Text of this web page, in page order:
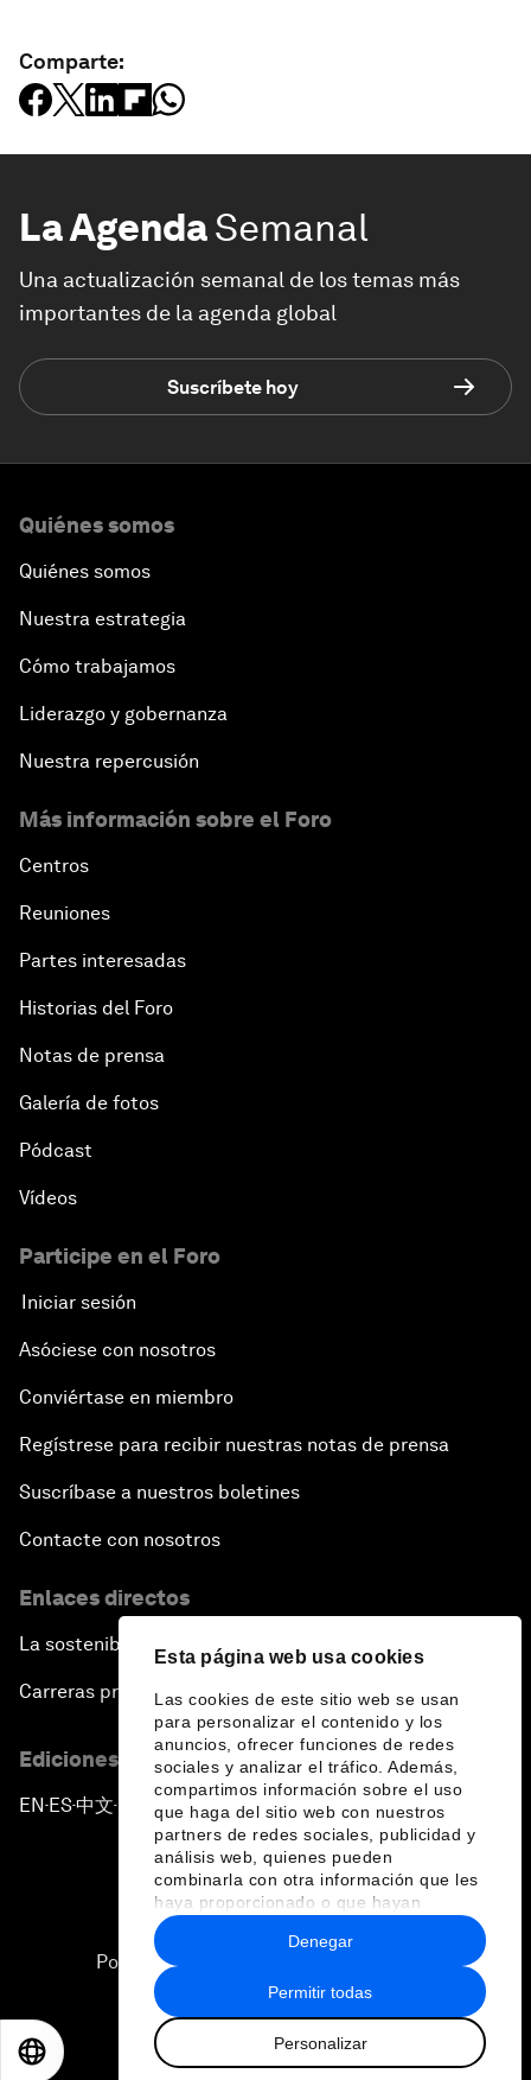
Esta página web usa cookies
Las cookies de este sitio web se usan
para personalizar el contenido y los
anuncios, ofrecer funciones de redes
sociales y analizar el tráfico. Además,
compartimos información sobre el uso
que haga del sitio web con nuestros
partners de redes sociales, publicidad y
análisis web, quienes pueden
combinarla con otra información que les
haya proporcionado o que hayan
recopilado a partir del uso que haya
hecho de sus servicios.
Permitir todas
Personalizar
Denegar
Comparte:
La AgendaSemanal
Una actualización semanal de los temas más
importantes de la agenda global
Suscríbete hoy
Quiénes somos
Quiénes somos
Nuestra estrategia
Cómo trabajamos
Liderazgo y gobernanza
Nuestra repercusión
Más información sobre el Foro
Centros
Reuniones
Partes interesadas
Historias del Foro
Notas de prensa
Galería de fotos
Pódcast
Vídeos
Participe en el Foro
Iniciar sesión
Asóciese con nosotros
Conviértase en miembro
Regístrese para recibir nuestras notas de prensa
Suscríbase a nuestros boletines
Contacte con nosotros
Enlaces directos
La sostenibilidad en el Foro
Carreras profesionales
Ediciones en otros idiomas
EN ▪ES▪中文▪ 日本語
Política de privacidad y normas de uso
Sitemap
2026 Foro Económico Mundial